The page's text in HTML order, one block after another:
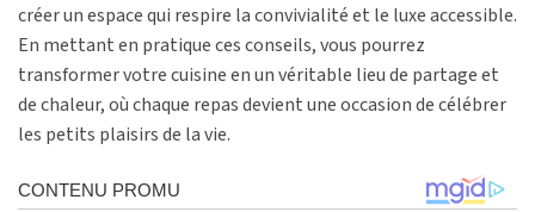
créer un espace qui respire la convivialité et le luxe accessible.
En mettant en pratique ces conseils, vous pourrez
transformer votre cuisine en un véritable lieu de partage et
de chaleur, où chaque repas devient une occasion de célébrer
les petits plaisirs de la vie.